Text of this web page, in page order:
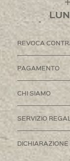
REVOCA
PAGAMENTO
CHI SIAMO
SERVIZIO
DICHIARAZIONE